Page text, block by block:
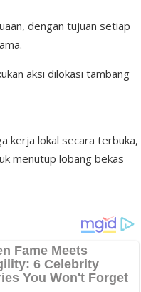
dengan tujuan setiap
aksi dilokasi tambang
kerja lokal secara terbuka,
menutup lobang bekas